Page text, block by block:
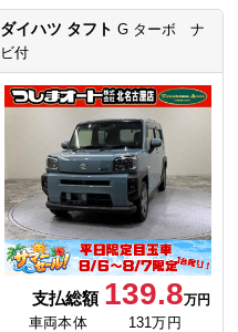
ダイハツ タフトG ターボ ナ
ビ付
支払総額 139.8万円
車両本体
131万円